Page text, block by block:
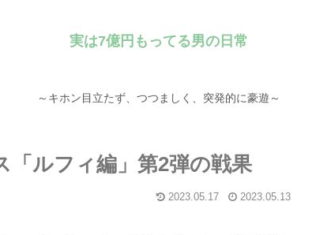
実は7億円もってる男の日常
～キホン目立たず、つつましく、突発的に豪遊～
「ルフィ編」第2弾の戦果
2023.05.17 2023.05.13